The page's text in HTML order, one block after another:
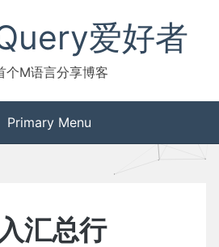
爱好者
个M语言分享博客
Primary Menu
汇总行